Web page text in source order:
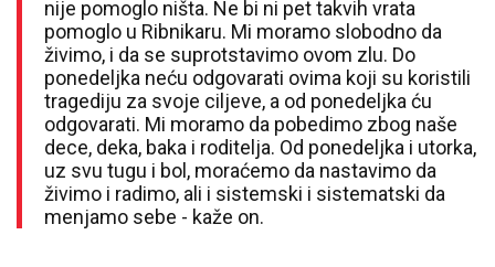
nije pomoglo ništa. Ne bi ni pet takvih vrata
pomoglo u Ribnikaru. Mi moramo slobodno da
živimo, i da se suprotstavimo ovom zlu. Do
ponedeljka neću odgovarati ovima koji su koristili
tragediju za svoje ciljeve, a od ponedeljka ću
odgovarati. Mi moramo da pobedimo zbog naše
dece, deka, baka i roditelja. Od ponedeljka i utorka,
uz svu tugu i bol, moraćemo da nastavimo da
živimo i radimo, ali i sistemski i sistematski da
menjamo sebe - kaže on.